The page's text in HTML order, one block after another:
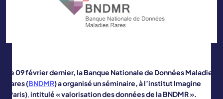
Le 09 février dernier, la Banque Nationale de Données Maladies
Rares (BNDMR) a organisé un séminaire, à l’institut Imagine
(Paris),intitulé « valorisation des données de la BNDMR ».